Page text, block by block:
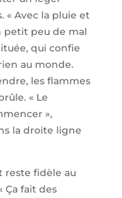
« Avec la pluie et
petit peu de mal
qui confie
au monde.
les flammes
« Le
»,
la droite ligne
reste fidèle au
Ça fait des